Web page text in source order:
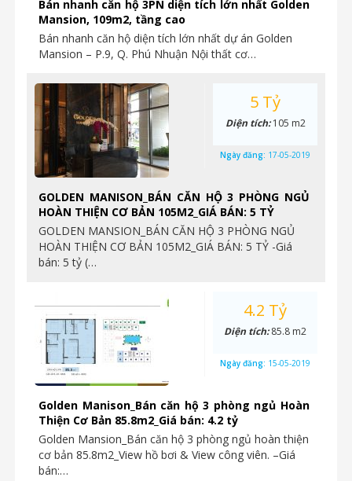
Bán nhanh căn hộ 3PN diện tích lớn nhất Golden
Mansion, 109m2, tầng cao
Bán nhanh căn hộ diện tích lớn nhất dự án Golden
Mansion – P.9, Q. Phú Nhuận Nội thất cơ…
GOLDEN MANISON_BÁN CĂN HỘ 3 PHÒNG NGỦ
HOÀN THIỆN CƠ BẢN 105M2_GIÁ BÁN: 5 TỶ
GOLDEN MANSION_BÁN CĂN HỘ 3 PHÒNG NGỦ
HOÀN THIỆN CƠ BẢN 105M2_GIÁ BÁN: 5 TỶ -Giá
bán: 5 tỷ (…
5 Tỷ
Diện tích:105 m2
Ngày đăng: 17-05-2019
Golden Manison_Bán căn hộ 3 phòng ngủ Hoàn
Thiện Cơ Bản 85.8m2_Giá bán: 4.2 tỷ
Golden Mansion_Bán căn hộ 3 phòng ngủ hoàn thiện
cơ bản 85.8m2_View hồ bơi & View công viên. –Giá
bán:…
4.2 Tỷ
Diện tích:85.8 m2
Ngày đăng: 15-05-2019